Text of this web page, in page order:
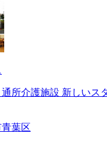
所介護施設 新しいス
葉区